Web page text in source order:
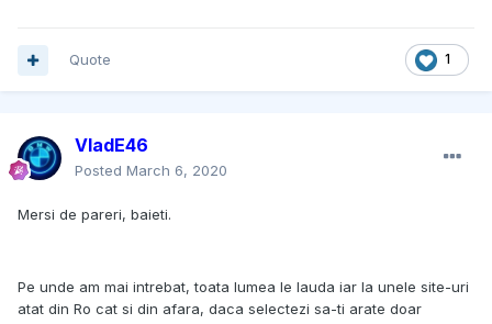
1
Quote
VladE46
Posted March 6, 2020
Mersi de pareri, baieti.
Pe unde am mai intrebat, toata lumea le lauda iar la unele site-uri
atat din Ro cat si din afara, daca selectezi sa-ti arate doar